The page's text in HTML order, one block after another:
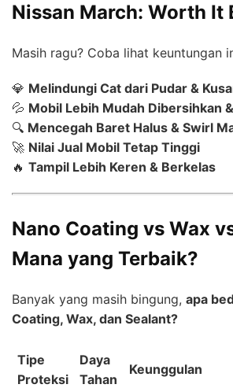
Nissan March: Worth It
Masih ragu? Coba lihat keuntungan
💎 Melindungi Cat dari Pudar &
💦 Mobil Lebih Mudah Dibersihkan
🔍 Mencegah Baret Halus & Swirl
🚀 Nilai Jual Mobil Tetap Tinggi
🔥 Tampil Lebih Keren & Berkelas
Nano Coating vs Wax
Mana yang Terbaik?
Banyak yang masih bingung, apa
Coating, Wax, dan Sealant?
Tipe
Proteksi
Daya
Tahan
Keunggulan